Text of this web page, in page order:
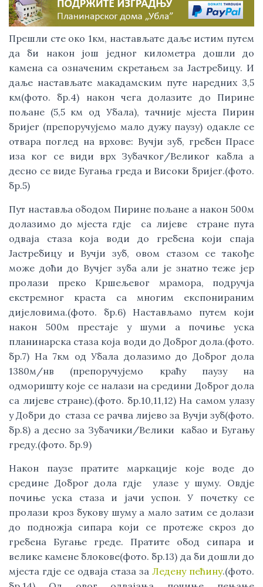
Прешли сте око 1км, настављате даље истим путем
да би након још једног километра дошли до
камена са означеним скретањем за Јастребицу. И
даље настављате макадамским путе наредних 3,5
км(фото. бр.4) након чега долазите до Пирине
пољане (5,5 км од Убала), тачније мјеста Пирин
бријег (препоручујемо мало дужу паузу) одакле се
отвара поглед на врхове: Вучји зуб, гребен Прасе
иза ког се види врх Зубачког/Великог кабла а
десно се виде Бугања греда и Високи бријег.(фото.
бр.5)
Пут наставља ободом Пирине пољане а након 500м
долазимо до мјеста гдје са лијеве стране пута
одваја стаза која води до гребена који спаја
Јастребицу и Вучји зуб, овом стазом се такође
може доћи до Вучјег зуба али је знатно теже јер
пролази преко Кршељевог мрамора, подручја
екстремног краста са многим експонираним
дијеловима.(фото. бр.6) Настављамо путем који
након 500м престаје у шуми а почиње уска
планинарска стаза која води до Доброг дола.(фото.
бр.7) На 7км од Убала долазимо до Доброг дола
1380м/нв (препоручујемо краћу паузу на
одморишту које се налази на средини Доброг дола
са лијеве стране).(фото. бр.10,11,12) На самом улазу
у Добри до стаза се рачва лијево за Вучји зуб(фото.
бр.8) а десно за Зубачики/Велики кабао и Бугању
греду.(фото. бр.9)
Након паузе пратите маркације које воде до
средине Доброг дола гдје улазе у шуму. Овдје
почиње уска стаза и јачи успон. У почетку се
пролази кроз букову шуму а мало затим се долази
до подножја сипара који се протеже скроз до
гребена Бугање греде. Пратите обод сипара и
велике камене блокове(фото. бр.13) да би дошли до
мјеста гдје се одваја стаза за Ледену пећину.(фото.